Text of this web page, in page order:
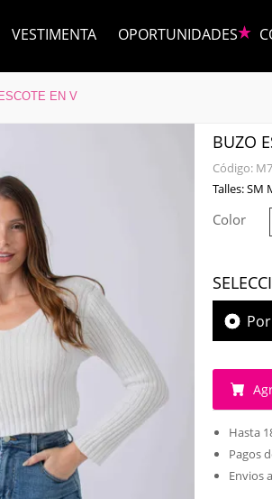
VESTIMENTA OPORTUNIDADES
EN V
BUZO
Código:
Talles: SM
Color
Hasta
Pagos
Envios